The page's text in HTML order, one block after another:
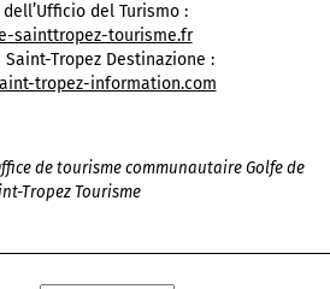
del Turismo :
sainttropez-tourisme.fr
Tropez Destinazione :
tropez-information.com
de tourisme communautaire Golfe de
Tropez Tourisme